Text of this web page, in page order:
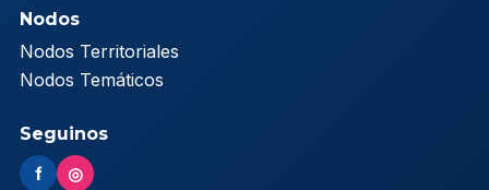
Nodos
Nodos Territoriales
Nodos Temáticos
Seguinos
f ◎